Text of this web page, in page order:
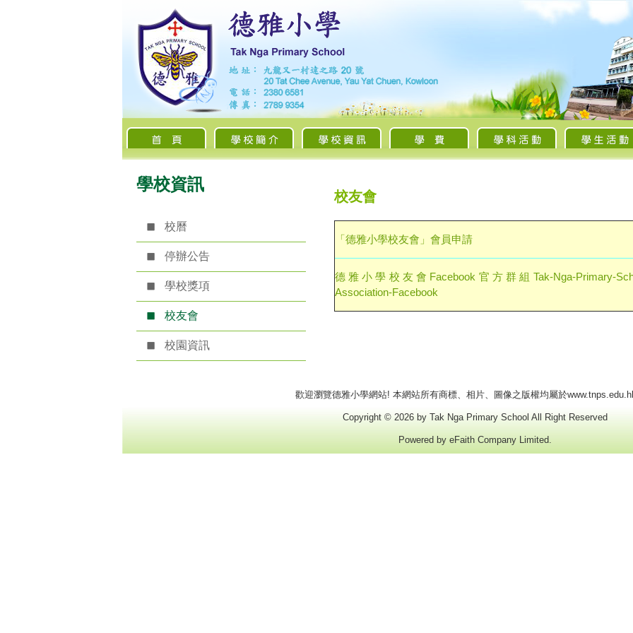
學校資訊
校曆
停辦公告
學校獎項
校友會
校園資訊
校友會
「德雅小學校友會」會員申請
德雅小學校友會Facebook官方群組Tak-Nga-Primary-
Association-Facebook
歡迎瀏覽德雅小學網站! 本網站所有商標、相片、圖像之版權均屬於
Copyright © 2026 by Tak Nga Primary School All Right Reserved
Powered by eFaith Company Limited.